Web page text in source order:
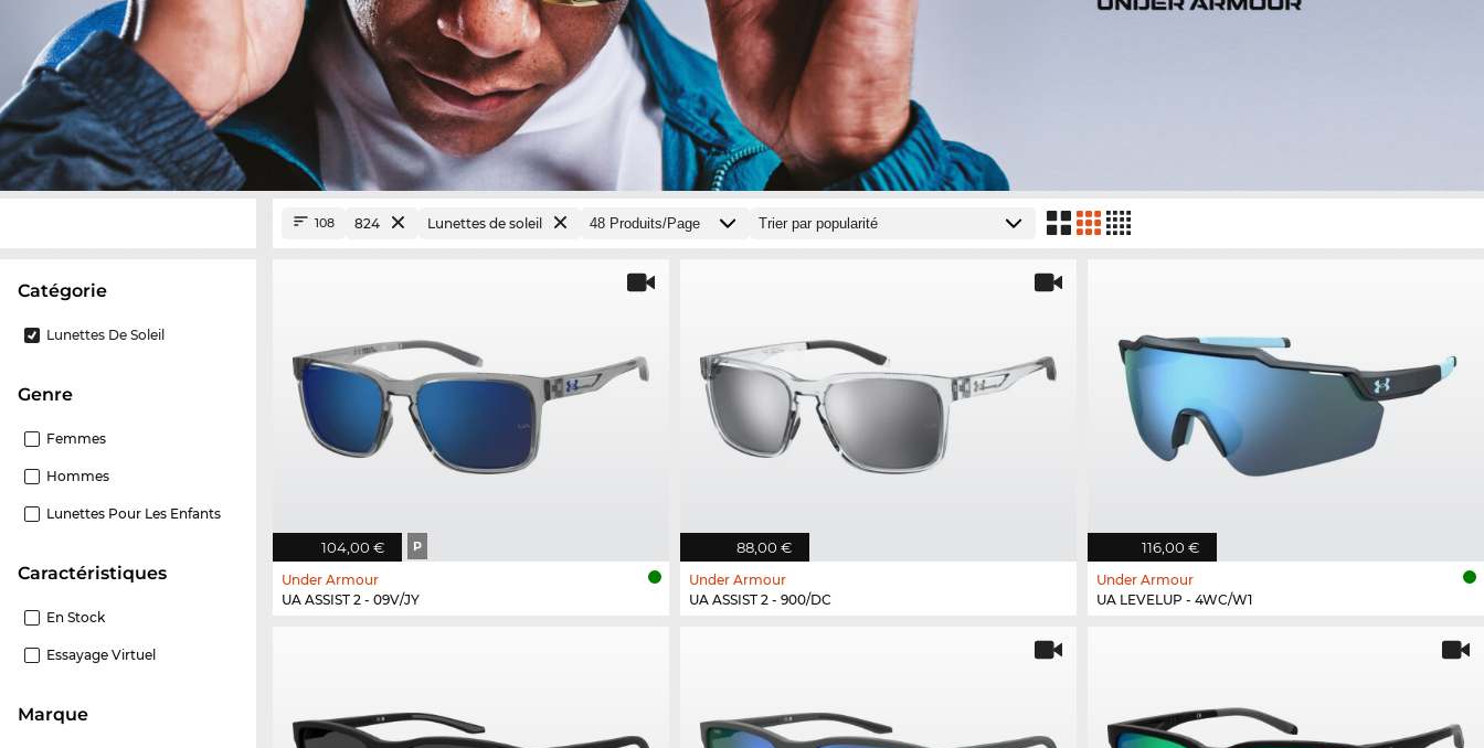
Catégorie
Lunettes De Soleil
Genre
Femmes
Hommes
Lunettes Pour Les Enfants
Caractéristiques
En Stock
Essayage Virtuel
Marque
108 824 Lunettes de soleil
104,00 € P
Under Armour
UA ASSIST 2 - 09V/JY
88,00 €
Under Armour
UA ASSIST 2 - 900/DC
116,00 €
Under Armour
UA LEVELUP - 4WC/W1